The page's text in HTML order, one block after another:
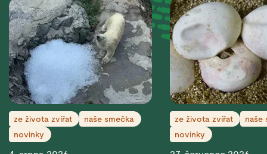
ze života zvířat
naše smečka
novinky
ze života zvířat
naše
novinky